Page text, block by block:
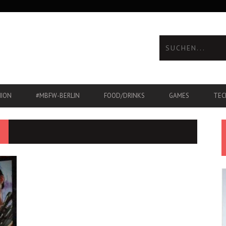
#MBFW-BERLIN FOOD/DRINKS GAMES